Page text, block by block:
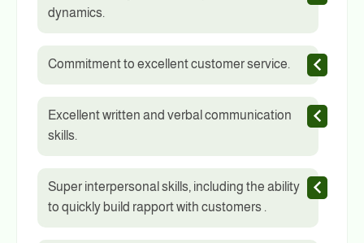
dynamics.
Commitment to excellent customer service.
Excellent written and verbal communication
skills.
Super interpersonal skills, including the ability
to quickly build rapport with customers .